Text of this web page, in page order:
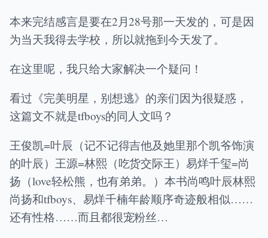
本来完结感言是要在2月28号那一天发的，可是因
为当天我得去学校，所以就拖到今天发了。
在这里呢，我只给大家解决一个疑问！
看过《完美明星，别想逃》的亲们因为很疑惑，
这篇文不就是tfboys的同人文吗？
王俊凯=叶辰（记不记得吉他及她里那个凯爷饰演
的叶辰）王源=林熙（吃货交际王）易烊千玺=尚
扬（love轻松熊，也有弟弟。）本书尚鸣叶辰林熙
尚扬和tfboys、易烊千楠年龄顺序奇迹般相似……
还有性格……而且都很宠粉丝…